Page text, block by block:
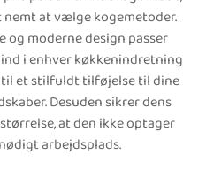
nemt at vælge kogemetoder.
og moderne design passer
i enhver køkkenindretning
et stilfuldt tilføjelse til dine
Desuden sikrer dens
at den ikke optager
arbejdsplads.